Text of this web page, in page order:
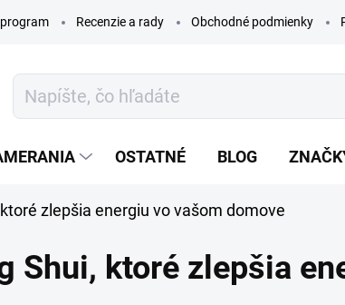
Recenzie a rady Obchodné podmienky
OSTATNÉ BLOG
zlepšia energiu vo vašom domove
Shui, ktoré zlepšia